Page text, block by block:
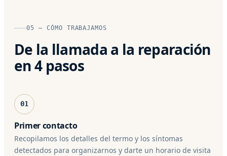
05 — CÓMO TRABAJAMOS
De la llamada a la reparación
en 4 pasos
01
Primer contacto
Recopilamos los detalles del termo y los síntomas
detectados para organizarnos y darte un horario de visita